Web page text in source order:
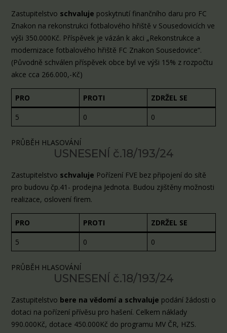
Zastupitelstvo schvaluje poskytnutí finančního daru pro FC
Znakon na rekonstrukci fotbalového hřiště v Sousedovicích ve
výši 350.000Kč. Příspěvek je vázán k akci „Rekonstrukce a
modernizace fotbalového hřiště FC Znakon Sousedovice“.
(Původně schválen příspěvek obce byl ve výši 15% z rozpočtu
akce cca 266.000,-Kč)
PRO PROTI
ZDRŽEL SE
5
0 0
PRŮBĚH HLASOVÁNÍ
USNESENÍ č.18/193/24
Zastupitelstvo schvaluje Pořízení FVE bez připojení do sítě
pro budovu čp.41- prodejna Jednota. Budou zjištěny možnosti
realizace, oslovení firem.
PRO PROTI
ZDRŽEL SE
5
0 0
PRŮBĚH HLASOVÁNÍ
USNESENÍ č.18/193/24
Zastupitelstvo bere na vědomí a schvaluje podání žádosti o
dotaci na pořízení přívěsu pro hašení. Celkem náklady
990.000Kč, dotace 450.000Kč do programu MV ČR, HZS.